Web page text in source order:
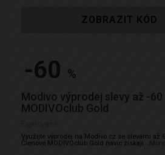
ZOBRAZIT KÓD
-60 %
Modivo výprodej slevy až -60
MODIVOclub Gold
Využijte výprodej na Modivo.cz se slevami až
Členové MODIVOclub Gold navíc získají... More